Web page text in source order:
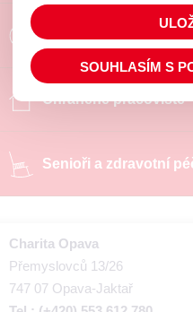
Poradíme a pomůžeme
Chráněné pracoviště
Senioři a zdravotní
Charita Opava
Přemyslovců 13/26
747 07 Opava-Jaktař
SOUHLASÍM S